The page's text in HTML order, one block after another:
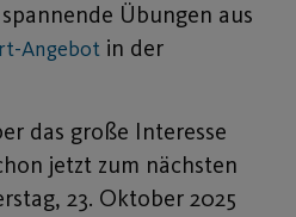
Sportparkt
110
Bewegter Spaziergang
Tempo mit Laura
Regen statt)
mag, kann auch erst